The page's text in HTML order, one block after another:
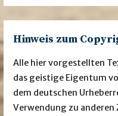
Hinweis zum
Alle hier vorgestellten
das geistige Eigentum
dem deutschen
Verwendung zu anderen